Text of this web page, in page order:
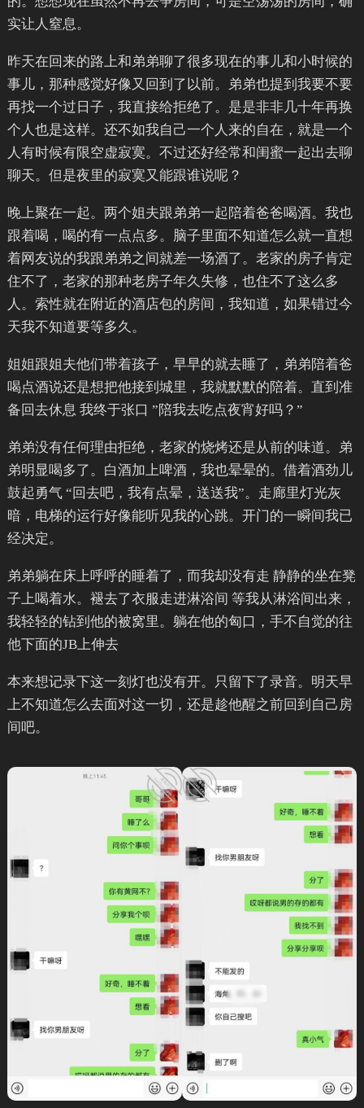
实让人窒息。
昨天在回来的路上和弟弟聊了很多现在的事儿和小时候的
事儿，那种感觉好像又回到了以前。弟弟也提到我要不要
再找一个过日子，我直接给拒绝了。是是非非几十年再换
个人也是这样。还不如我自己一个人来的自在，就是一个
人有时候有限空虚寂寞。不过还好经常和闺蜜一起出去聊
聊天。但是夜里的寂寞又能跟谁说呢？
晚上聚在一起。两个姐夫跟弟弟一起陪着爸爸喝酒。我也
跟着喝，喝的有一点点多。脑子里面不知道怎么就一直想
着网友说的我跟弟弟之间就差一场酒了。老家的房子肯定
住不了，老家的那种老房子年久失修，也住不了这么多
人。索性就在附近的酒店包的房间，我知道，如果错过今
天我不知道要等多久。
姐姐跟姐夫他们带着孩子，早早的就去睡了，弟弟陪着爸
喝点酒说还是想把他接到城里，我就默默的陪着。直到准
备回去休息 我终于张口 ”陪我去吃点夜宵好吗？”
弟弟没有任何理由拒绝，老家的烧烤还是从前的味道。弟
弟明显喝多了。白酒加上啤酒，我也晕晕的。借着酒劲儿
鼓起勇气 “回去吧，我有点晕，送送我”。走廊里灯光灰
暗，电梯的运行好像能听见我的心跳。开门的一瞬间我已
经决定。
弟弟躺在床上呼呼的睡着了，而我却没有走 静静的坐在凳
子上喝着水。褪去了衣服走进淋浴间 等我从淋浴间出来，
我轻轻的钻到他的被窝里。躺在他的匈口，手不自觉的往
他下面的JB上伸去
本来想记录下这一刻灯也没有开。只留下了录音。明天早
上不知道怎么去面对这一切，还是趁他醒之前回到自己房
间吧。